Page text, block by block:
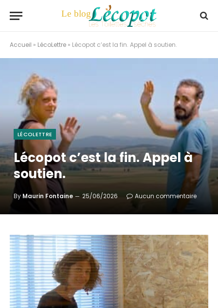
Accueil » LécoLettre » Lécopot c’est la fin. Appel à soutien.
LÉCOLETTRE
Lécopot c’est la fin. Appel à
soutien.
By Maurin Fontaine 25/06/2026 Aucun commentaire